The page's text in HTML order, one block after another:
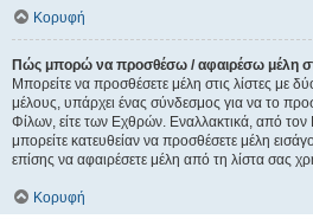
Κορυφή
Πώς μπορώ να προσθέσω / αφαιρέσω μέλη
Μπορείτε να προσθέσετε μέλη στις λίστες με
μέλους, υπάρχει ένας σύνδεσμος για να το
Φίλων, είτε των Εχθρών. Εναλλακτικά, από
μπορείτε κατευθείαν να προσθέσετε μέλη
επίσης να αφαιρέσετε μέλη από τη λίστα σας
Κορυφή